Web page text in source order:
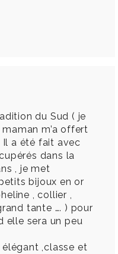
du Sud ( je
m’a offert
Il a été fait avec
dans la
, je met
bijoux en or
, collier ,
tante …. ) pour
elle sera un peu
élégant ,classe et